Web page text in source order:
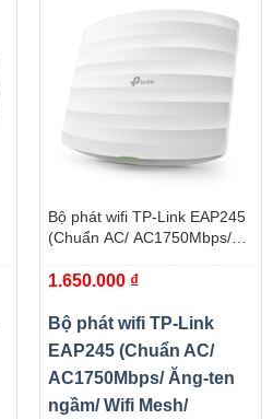
Bộ phát wifi TP-Link EAP245
(Chuẩn AC/ AC1750Mbps/
45User/ Gắn trần/tường)
1.650.000 ₫
Bộ phát wifi TP-Link
EAP245 (Chuẩn AC/
AC1750Mbps/ Ăng-ten
ngầm/ Wifi Mesh/